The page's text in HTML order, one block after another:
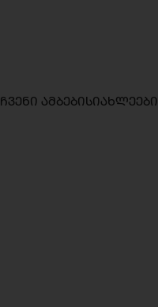
ჩვენი ამბებისიახლეები